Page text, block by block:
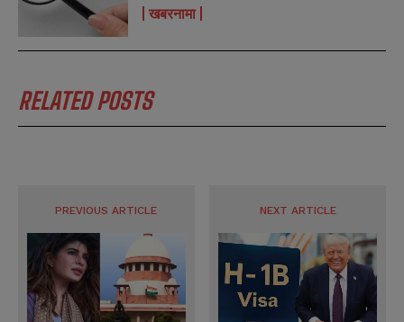
खबरनामा
RELATED POSTS
PREVIOUS ARTICLE NEXT ARTICLE